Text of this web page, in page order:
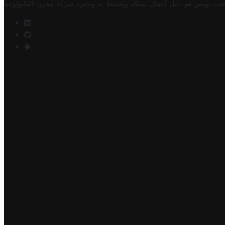
تونس هو دليل أعمال تملكه وتحتفظ به وتديره شركة مخزن التكنولوجيا